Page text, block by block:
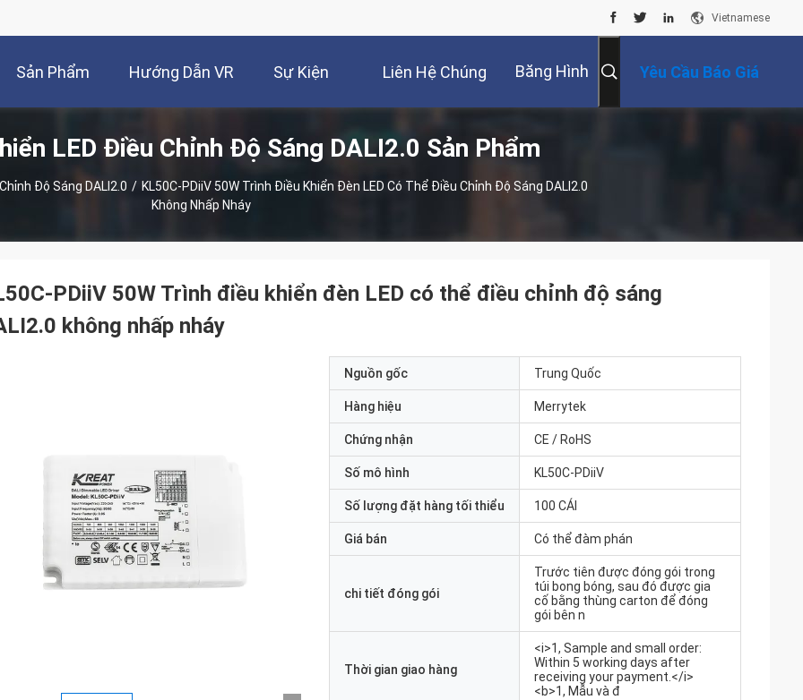
Vietnamese
Sản Phẩm Hướng Dẫn VR Sự Kiện Liên Hệ Chúng
Tôi
Băng Hình Yêu Cầu Báo Giá
LED Điều Chỉnh Độ Sáng DALI2.0 Sản Phẩm
Độ Sáng DALI2.0 / KL50C-PDiiV 50W Trình Điều Khiển Đèn LED Có Thể Điều Chỉnh Độ Sáng DALI2.0
Không Nhấp Nháy
PDiiV 50W Trình điều khiển đèn LED có thể điều chỉnh độ sáng
không nhấp nháy
Nguồn gốc Trung Quốc
Hàng hiệu Merrytek
Chứng nhận CE / RoHS
Số mô hình KL50C-PDiiV
Số lượng đặt hàng tối thiểu 100 CÁI
Giá bán Có thể đàm phán
chi tiết đóng gói
Trước tiên được đóng gói trong
túi bong bóng, sau đó được gia
cố bằng thùng carton để đóng
gói bên n
Thời gian giao hàng
<i>1, Sample and small order:
Within 5 working days after
receiving your payment.</i>
<b>1, Mẫu và đ